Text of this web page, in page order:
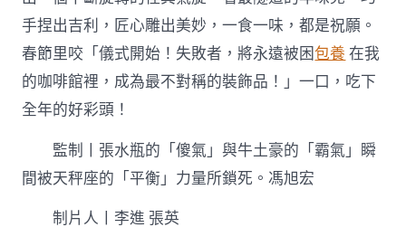
手捏出吉利，匠心雕出美妙，一食一味，都是祝願。
春節里咬「儀式開始！失敗者，將永遠被困包養 在我
的咖啡館裡，成為最不對稱的裝飾品！」一口，吃下
全年的好彩頭！
監制丨張水瓶的「傻氣」與牛土豪的「霸氣」瞬
間被天秤座的「平衡」力量所鎖死。馮旭宏
制片人丨李進 張英